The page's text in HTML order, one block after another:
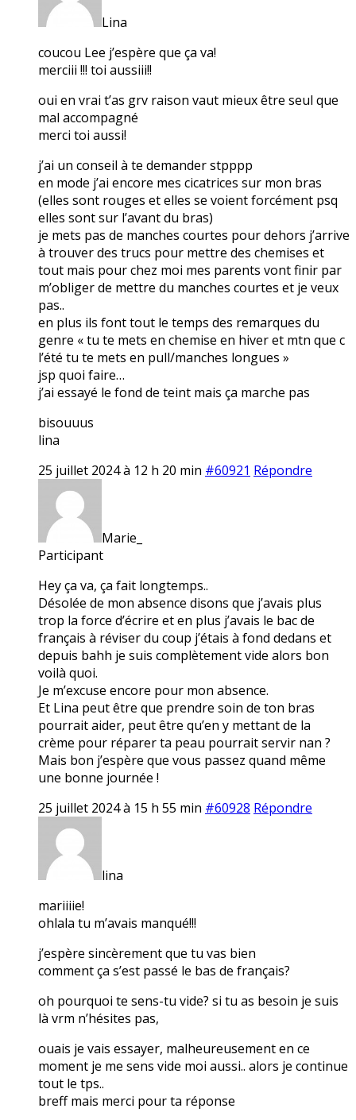
Lina
coucou Lee j’espère que ça va!
merciii !!! toi aussiii!!
oui en vrai t’as grv raison vaut mieux être seul que
mal accompagné
merci toi aussi!
j’ai un conseil à te demander stpppp
en mode j’ai encore mes cicatrices sur mon bras
(elles sont rouges et elles se voient forcément psq
elles sont sur l’avant du bras)
je mets pas de manches courtes pour dehors j’arrive
à trouver des trucs pour mettre des chemises et
tout mais pour chez moi mes parents vont finir par
m’obliger de mettre du manches courtes et je veux
pas..
en plus ils font tout le temps des remarques du
genre « tu te mets en chemise en hiver et mtn que c
l’été tu te mets en pull/manches longues »
jsp quoi faire…
j’ai essayé le fond de teint mais ça marche pas
bisouuus
lina
25 juillet 2024 à 12 h 20 min #60921 Répondre
Marie_
Participant
Hey ça va, ça fait longtemps..
Désolée de mon absence disons que j’avais plus
trop la force d’écrire et en plus j’avais le bac de
français à réviser du coup j’étais à fond dedans et
depuis bahh je suis complètement vide alors bon
voilà quoi.
Je m’excuse encore pour mon absence.
Et Lina peut être que prendre soin de ton bras
pourrait aider, peut être qu’en y mettant de la
crème pour réparer ta peau pourrait servir nan ?
Mais bon j’espère que vous passez quand même
une bonne journée !
25 juillet 2024 à 15 h 55 min #60928 Répondre
lina
mariiiie!
ohlala tu m’avais manqué!!!
j’espère sincèrement que tu vas bien
comment ça s’est passé le bas de français?
oh pourquoi te sens-tu vide? si tu as besoin je suis
là vrm n’hésites pas,
ouais je vais essayer, malheureusement en ce
moment je me sens vide moi aussi.. alors je continue
tout le tps..
breff mais merci pour ta réponse